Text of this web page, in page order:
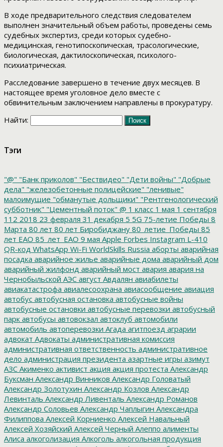
В ходе предварительного следствия следователем
выполнен значительный объем работы, проведены семь
судебных экспертиз, среди которых судебно-
медицинская, генотипоскопическая, трасологические,
биологическая, дактилоскопическая, психолого-
психиатрическая.
Расследование завершено в течение двух месяцев. В
настоящее время уголовное дело вместе с
обвинительным заключением направлены в прокуратуру.
Найти:
Тэги
"@" "Банк приколов" "Бествидео" "Дети войны" "Добрые
дела" "железобетонные полицейские" "ленивые"
малоимущие "обманутые дольщики" "Рентгенологический
субботник" "Цементный поток" @ 1 класс 1 мая 1 сентября
112 2018 23 февраля 31 декабря 5 5G 75-летие Победы 8
Марта 80 лет 80 лет Биробиджану 80_летие_Победы 85
лет ЕАО 85_лет_ЕАО 9 мая Apple Forbes Instagram L-410
QR-код WhatsApp Wi-Fi WorldSkills Russia аборты аварийная
посадка аварийное жилье аварийные дома аварийный дом
аварийный жилфонд аварийный мост авария авария на
Чернобыльской АЭС август Авдалян авиабилеты
авиакатастрофа авиалесоохрана авиасообщение авиация
автобус автобусная остановка автобусные войны
автобусные остановки автобусные перевозки автобусный
парк автобусы автовокзал автоклуб автомобили
автомобиль автоперевозки Агада агитпоезд аграрии
адвокат Адвокаты административная комиссия
административная ответственность административное
дело администрация президента азартные игры азимут
АЗС Акименко активист акция акция протеста Александр
Буксман Александр Винников Александр Головатый
Александр Золотухин Александр Козлов Александр
Левинталь Александр Ливенталь Александр Романов
Александр Соловьев Александр Чаплыгин Александра
Филиппова Алексей Корниенко Алексей Навальный
Алексей Хозяйский Алексей Черный Алеппо алименты
Алиса алкоголизация Алкоголь алкогольная продукция